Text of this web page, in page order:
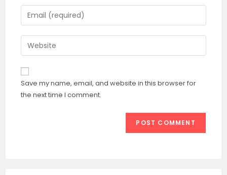
name
or
to
comment
Enter
your
email
address
comment
Enter
your
website
URL
(optional)
Save my name, email, and website in this browser for
the next time I comment.